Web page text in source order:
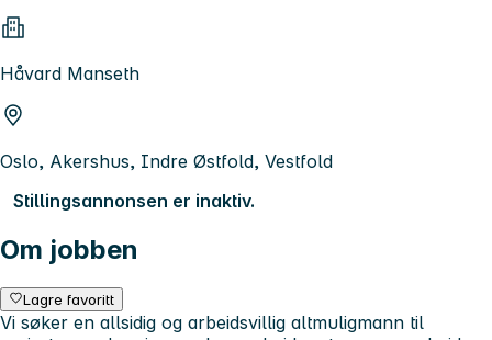
Håvard Manseth
Oslo, Akershus, Indre Østfold, Vestfold
Stillingsannonsen er inaktiv.
Om jobben
Lagre favoritt
Vi søker en allsidig og arbeidsvillig altmuligmann til